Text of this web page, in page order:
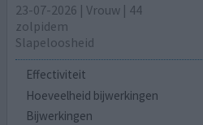
23-07-2026 | Vrouw | 44
zolpidem
Slapeloosheid
Effectiviteit
Hoeveelheid bijwerkingen
Bijwerkingen